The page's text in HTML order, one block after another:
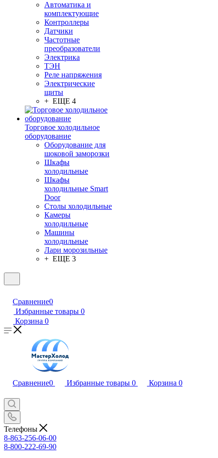
Автоматика и
комплектующие
Контроллеры
Датчики
Частотные
преобразователи
Электрика
ТЭН
Реле напряжения
Электрические
щиты
+ ЕЩЕ 4
Торговое холодильное
оборудование
Оборудование для
шоковой заморозки
Шкафы
холодильные
Шкафы
холодильные Smart
Door
Столы холодильные
Камеры
холодильные
Машины
холодильные
Лари морозильные
+ ЕЩЕ 3
Сравнение0
Избранные товары 0
Корзина 0
Сравнение0 Избранные товары 0 Корзина 0
Телефоны
8-863-256-06-00
8-800-222-69-90